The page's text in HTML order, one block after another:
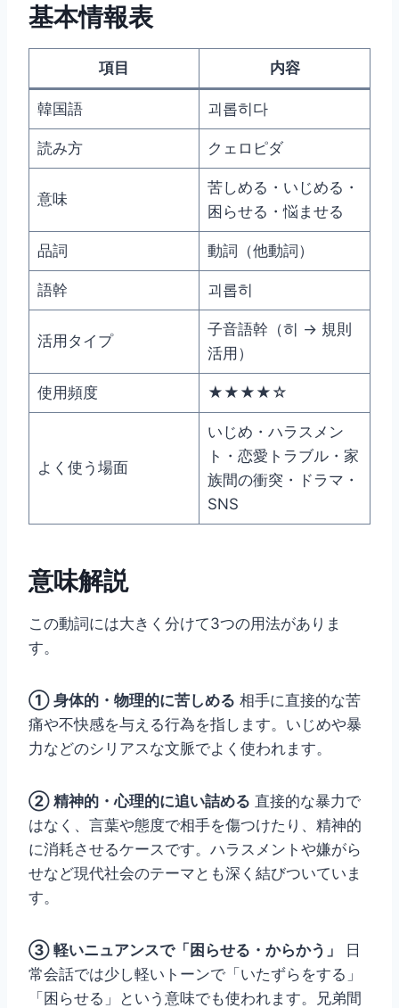
基本情報表
項目 内容
韓国語 괴롭히다
読み方 クェロピダ
意味
苦しめる・いじめる・
困らせる・悩ませる
品詞 動詞（他動詞）
語幹 괴롭히
活用タイプ
子音語幹（히 → 規則
活用）
使用頻度 ★★★★☆
よく使う場面
いじめ・ハラスメン
ト・恋愛トラブル・家
族間の衝突・ドラマ・
SNS
意味解説
この動詞には大きく分けて3つの用法がありま
す。
① 身体的・物理的に苦しめる 相手に直接的な苦
痛や不快感を与える行為を指します。いじめや暴
力などのシリアスな文脈でよく使われます。
② 精神的・心理的に追い詰める 直接的な暴力で
はなく、言葉や態度で相手を傷つけたり、精神的
に消耗させるケースです。ハラスメントや嫌がら
せなど現代社会のテーマとも深く結びついていま
す。
③ 軽いニュアンスで「困らせる・からかう」
日
常会話では少し軽いトーンで「いたずらをする」
「困らせる」という意味でも使われます。兄弟間